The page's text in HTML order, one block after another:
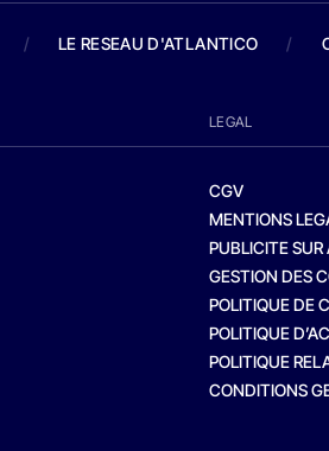
/ LE RESEAU D'ATLANTICO /
LEGAL
CGV
MENTIONS
PUBLICITE
GESTION DES
POLITIQUE DE
POLITIQUE
POLITIQUE
CONDITIONS